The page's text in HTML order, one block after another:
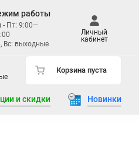
работы
- Пт: 9:00—
Вс: выходные
Личный
кабинет
Корзина пуста
и скидки Новинки